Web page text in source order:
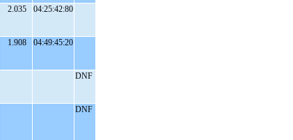
2.035 04:25:42:80
1.908 04:49:45:20
DNF
DNF